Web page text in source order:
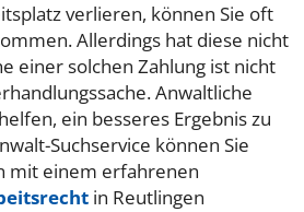
verlieren, können Sie oft
Allerdings hat diese nicht
einer solchen Zahlung ist nicht
Anwaltliche
ein besseres Ergebnis zu
Suchservice können Sie
mit einem erfahrenen
in Reutlingen